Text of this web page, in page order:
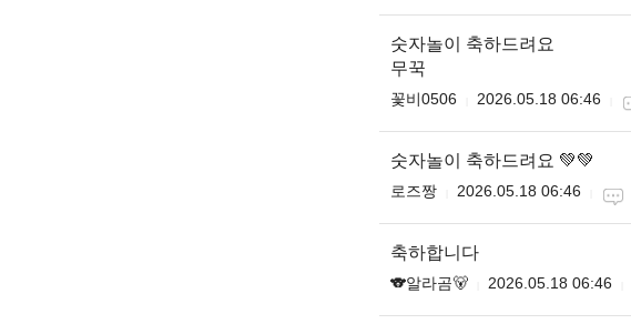
숫자놀이 축하드려요
무꾹
꽃비0506 2026.05.18 06:46
숫자놀이 축하드려요 💚💚
로즈짱 2026.05.18 06:46
축하합니다
🐨알라곰🐻 2026.05.18 06:46